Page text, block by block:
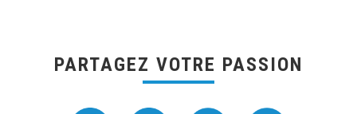
PARTAGEZ VOTRE PASSION